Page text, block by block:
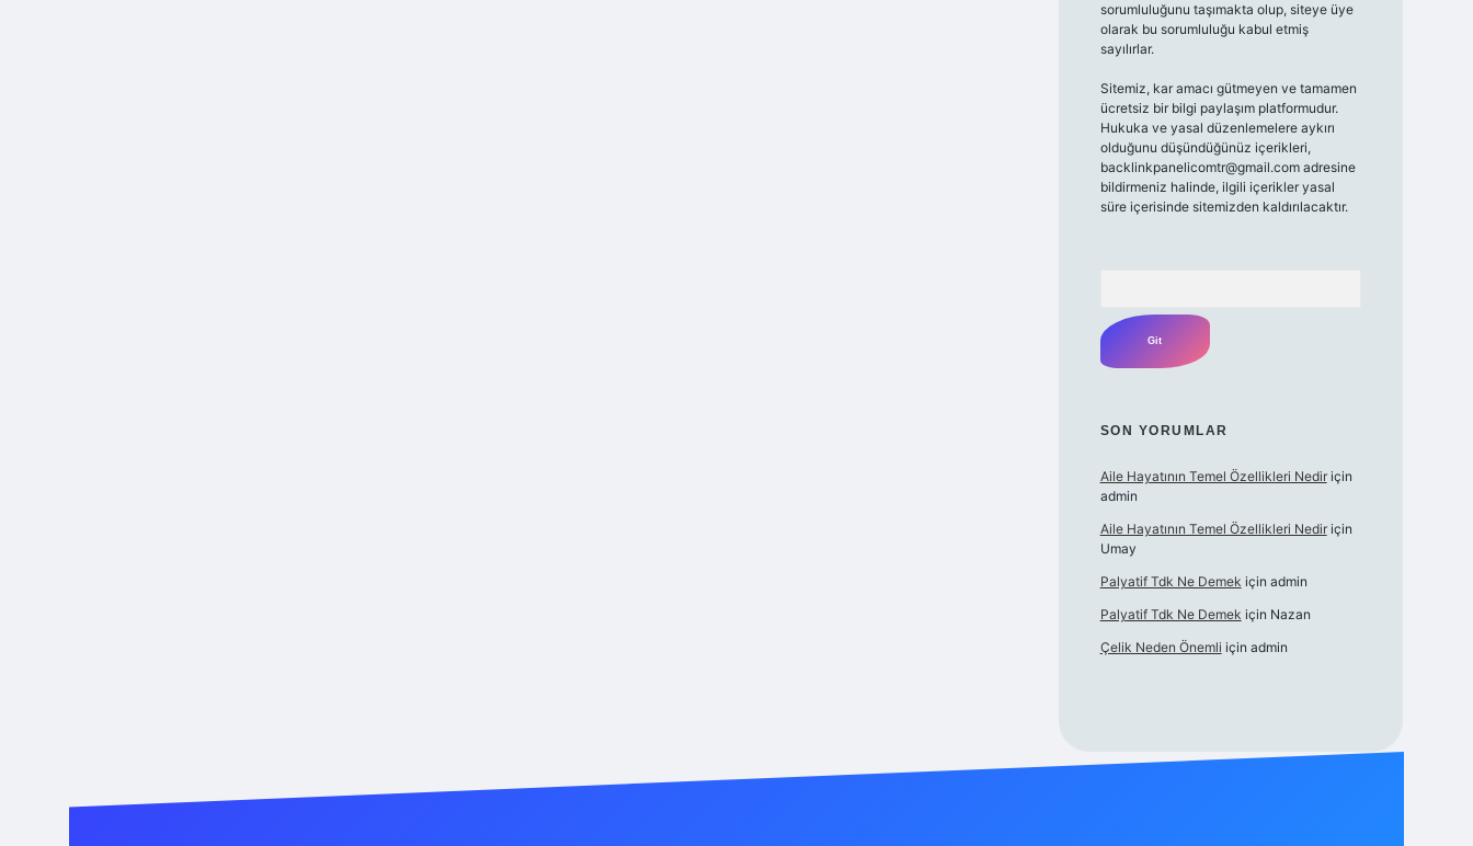
sorumluluğunu taşımakta olup, siteye üye
olarak bu sorumluluğu kabul etmiş
sayılırlar.
Sitemiz, kar amacı gütmeyen ve tamamen
ücretsiz bir bilgi paylaşım platformudur.
Hukuka ve yasal düzenlemelere aykırı
olduğunu düşündüğünüz içerikleri,
backlinkpanelicomtr@gmail.comadresine
bildirmeniz halinde, ilgili içerikler yasal
süre içerisinde sitemizden kaldırılacaktır.
SON YORUMLAR
Aile Hayatının Temel Özellikleri Nediriçin
admin
Aile Hayatının Temel Özellikleri Nediriçin
Umay
Palyatif Tdk Ne Demek için admin
Palyatif Tdk Ne Demek için Nazan
Çelik Neden Önemli için admin